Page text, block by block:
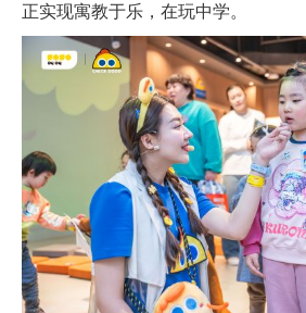
正实现寓教于乐，在玩中学。